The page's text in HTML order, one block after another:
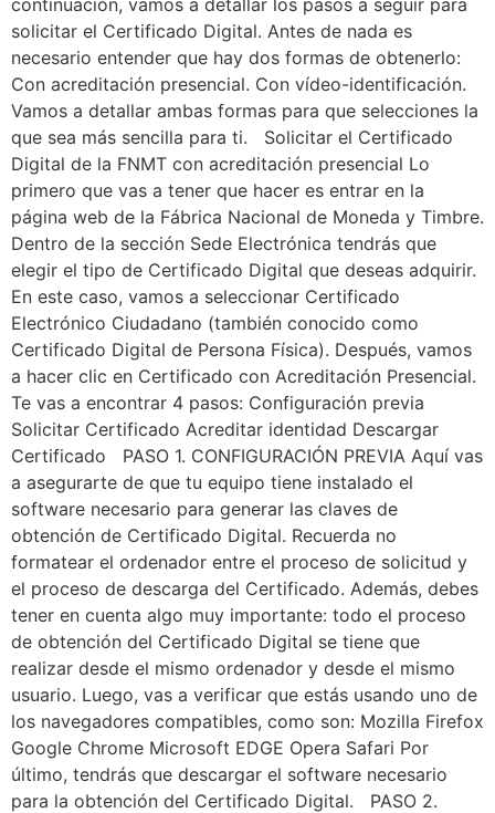
solicitar el Certificado Digital. Antes de nada es
necesario entender que hay dos formas de obtenerlo:
Con acreditación presencial. Con vídeo-identificación.
Vamos a detallar ambas formas para que selecciones la
que sea más sencilla para ti. Solicitar el Certificado
Digital de la FNMT con acreditación presencial Lo
primero que vas a tener que hacer es entrar en la
página web de la Fábrica Nacional de Moneda y Timbre.
Dentro de la sección Sede Electrónica tendrás que
elegir el tipo de Certificado Digital que deseas adquirir.
En este caso, vamos a seleccionar Certificado
Electrónico Ciudadano (también conocido como
Certificado Digital de Persona Física). Después, vamos
a hacer clic en Certificado con Acreditación Presencial.
Te vas a encontrar 4 pasos: Configuración previa
Solicitar Certificado Acreditar identidad Descargar
Certificado PASO 1. CONFIGURACIÓN PREVIA Aquí vas
a asegurarte de que tu equipo tiene instalado el
software necesario para generar las claves de
obtención de Certificado Digital. Recuerda no
formatear el ordenador entre el proceso de solicitud y
el proceso de descarga del Certificado. Además, debes
tener en cuenta algo muy importante: todo el proceso
de obtención del Certificado Digital se tiene que
realizar desde el mismo ordenador y desde el mismo
usuario. Luego, vas a verificar que estás usando uno de
los navegadores compatibles, como son: Mozilla Firefox
Google Chrome Microsoft EDGE Opera Safari Por
último, tendrás que descargar el software necesario
para la obtención del Certificado Digital. PASO 2.